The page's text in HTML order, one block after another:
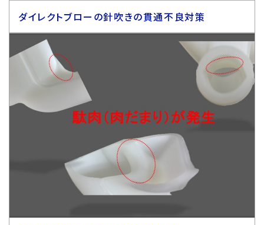
ダイレクトブローの針吹きの貫通不良対策